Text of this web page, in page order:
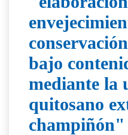
bajo
mediante la
quitosano
champiñón"